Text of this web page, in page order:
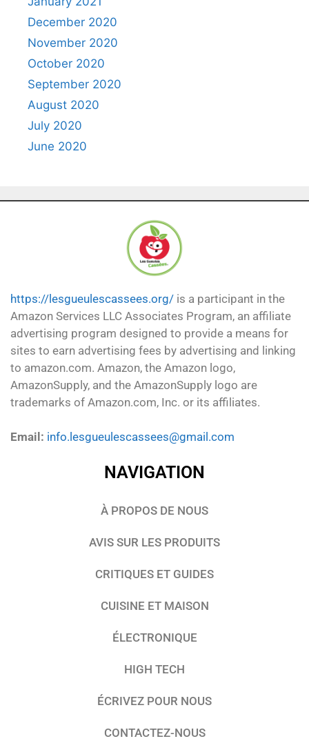
December 2020
November 2020
October 2020
September 2020
August 2020
July 2020
June 2020
https://lesgueulescassees.org/ is a participant in the
Amazon Services LLC Associates Program, an affiliate
advertising program designed to provide a means for
sites to earn advertising fees by advertising and linking
to amazon.com. Amazon, the Amazon logo,
AmazonSupply, and the AmazonSupply logo are
trademarks of Amazon.com, Inc. or its affiliates.
Email: info.lesgueulescassees@gmail.com
NAVIGATION
À PROPOS DE NOUS
AVIS SUR LES PRODUITS
CRITIQUES ET GUIDES
CUISINE ET MAISON
ÉLECTRONIQUE
HIGH TECH
ÉCRIVEZ POUR NOUS
CONTACTEZ-NOUS